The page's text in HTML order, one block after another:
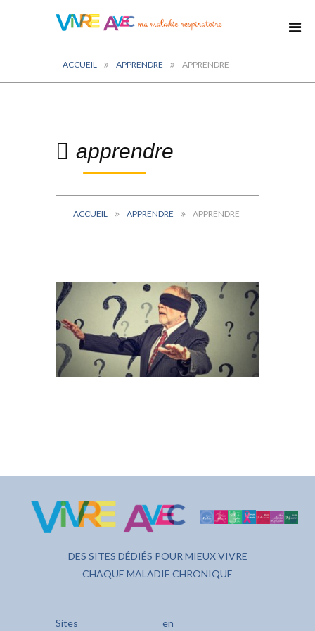
ACCUEIL APPRENDRE APPRENDRE
apprendre
ACCUEIL APPRENDRE APPRENDRE
DES SITES DÉDIÉS POUR MIEUX VIVRE
CHAQUE MALADIE CHRONIQUE
Sites en